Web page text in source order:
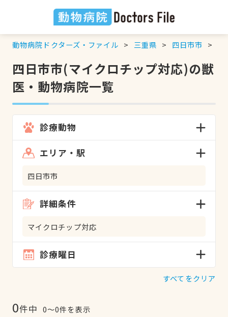
動物病院ドクターズ・ファイル 三重県 四日市市
四日市市(マイクロチップ対応)の獣
医・動物病院一覧
診療動物
エリア・駅
四日市市
詳細条件
マイクロチップ対応
診療曜日
すべてをクリア
0件中 0〜0件を表示